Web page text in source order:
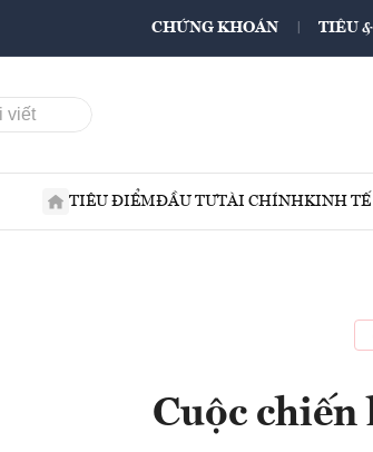
CHỨNG KHOÁN TIÊU
TIÊU ĐIỂMĐẦU TƯTÀI CHÍNHKINH TẾ
Cuộc chiến